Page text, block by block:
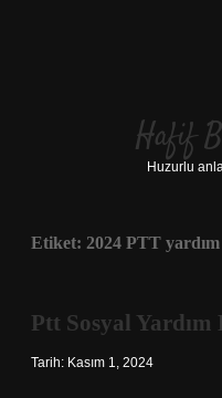
Hafif
Huzurlu
Etiket: 2024 PTT
Ptt Sosyal Yardım
Tarih: Kasım 1, 2024